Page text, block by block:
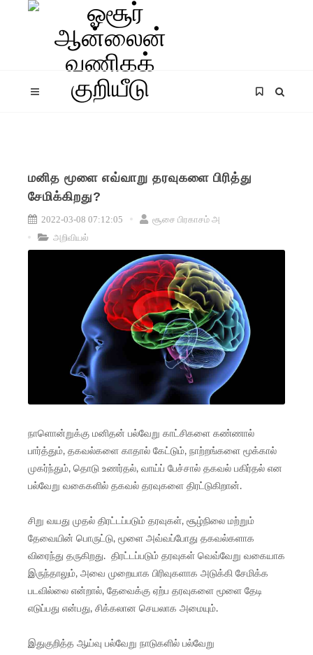
மனித மூளை எவ்வாறு தரவுகளை பிரித்து
சேமிக்கிறது?
2022-03-08 07:12:05
சூசை பிரகாசம் அ
அறிவியல்
நாளொன்றுக்கு மனிதன் பல்வேறு காட்சிகளை கண்ணால்
பார்த்தும், தகவல்களை காதால் கேட்டும், நாற்றங்களை மூக்கால்
முகர்ந்தும், தொடு உணர்தல், வாய்ப் பேச்சால் தகவல் பகிர்தல் என
பல்வேறு வகைகளில் தகவல் தரவுகளை திரட்டுகிறான்.
சிறு வயது முதல் திரட்டப்படும் தரவுகள், சூழ்நிலை மற்றும்
தேவையின் பொருட்டு, மூளை அவ்வப்போது தகவல்களாக
விரைந்து தருகிறது. திரட்டப்படும் தரவுகள் வெவ்வேறு வகையாக
இருந்தாலும், அவை முறையாக பிரிவுகளாக அடுக்கி சேமிக்க
படவில்லை என்றால், தேவைக்கு ஏற்ப தரவுகளை மூளை தேடி
எடுப்பது என்பது, சிக்கலான செயலாக அமையும்.
இதுகுறித்த ஆய்வு பல்வேறு நாடுகளில் பல்வேறு